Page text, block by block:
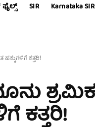
SIR Karnataka SIR
ಕತ್ತರಿ!
ಕತ್ತರಿ!